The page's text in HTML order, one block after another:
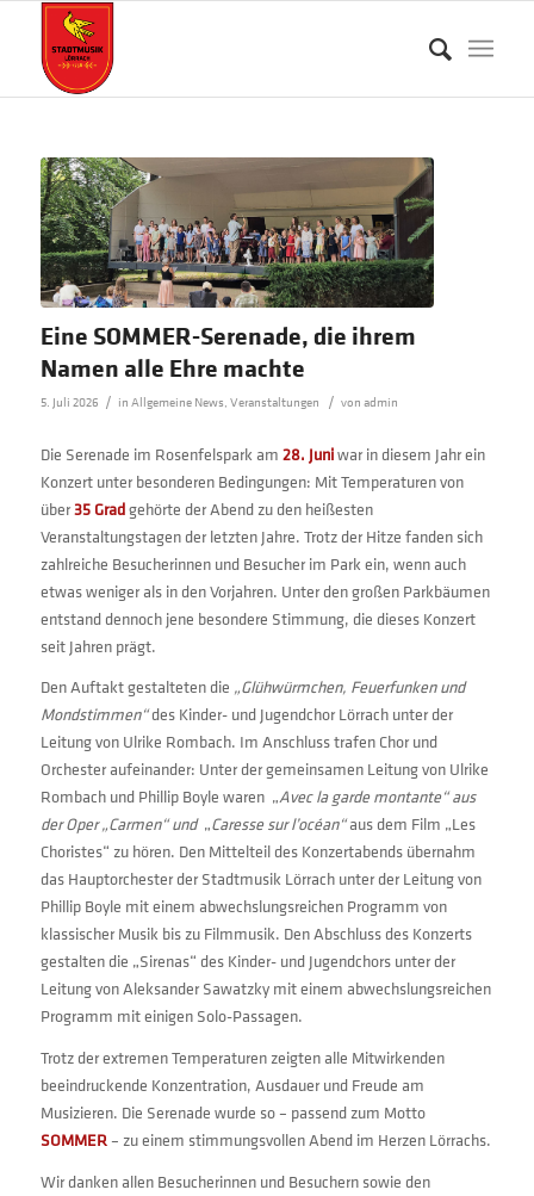
Eine SOMMER-Serenade, die ihrem
Namen alle Ehre machte
5. Juli 2026 / in Allgemeine News, Veranstaltungen / von admin
Die Serenade im Rosenfelspark am 28. Juniwar in diesem Jahr ein
Konzert unter besonderen Bedingungen: Mit Temperaturen von
über35 Gradgehörte der Abend zu den heißesten
Veranstaltungstagen der letzten Jahre. Trotz der Hitze fanden sich
zahlreiche Besucherinnen und Besucher im Park ein, wenn auch
etwas weniger als in den Vorjahren. Unter den großen Parkbäumen
entstand dennoch jene besondere Stimmung, die dieses Konzert
seit Jahren prägt.
Den Auftakt gestalteten die „Glühwürmchen, Feuerfunken und
Mondstimmen“des Kinder- und Jugendchor Lörrach unter der
Leitung von Ulrike Rombach. Im Anschluss trafen Chor und
Orchester aufeinander: Unter der gemeinsamen Leitung von Ulrike
Rombach und Phillip Boyle waren „Avec la garde montante“ aus
der Oper „Carmen“ und „Caresse sur l’océan“aus dem Film „Les
Choristes“ zu hören. Den Mittelteil des Konzertabends übernahm
das Hauptorchester der Stadtmusik Lörrach unter der Leitung von
Phillip Boyle mit einem abwechslungsreichen Programm von
klassischer Musik bis zu Filmmusik. Den Abschluss des Konzerts
gestalten die „Sirenas“ des Kinder- und Jugendchors unter der
Leitung von Aleksander Sawatzky mit einem abwechslungsreichen
Programm mit einigen Solo-Passagen.
Trotz der extremen Temperaturen zeigten alle Mitwirkenden
beeindruckende Konzentration, Ausdauer und Freude am
Musizieren. Die Serenade wurde so – passend zum Motto
SOMMER– zu einem stimmungsvollen Abend im Herzen Lörrachs.
Wir danken allen Besucherinnen und Besuchern sowie den